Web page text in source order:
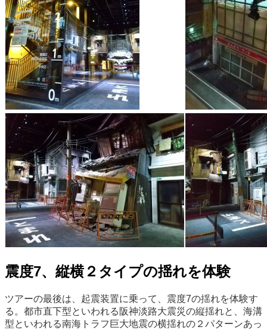
震度7、縦横２タイプの揺れを体験
ツアーの最後は、起震装置に乗って、震度7の揺れを体験す
る。都市直下型といわれる阪神淡路大震災の縦揺れと、海溝
型といわれる南海トラフ巨大地震の横揺れの２パターンあっ